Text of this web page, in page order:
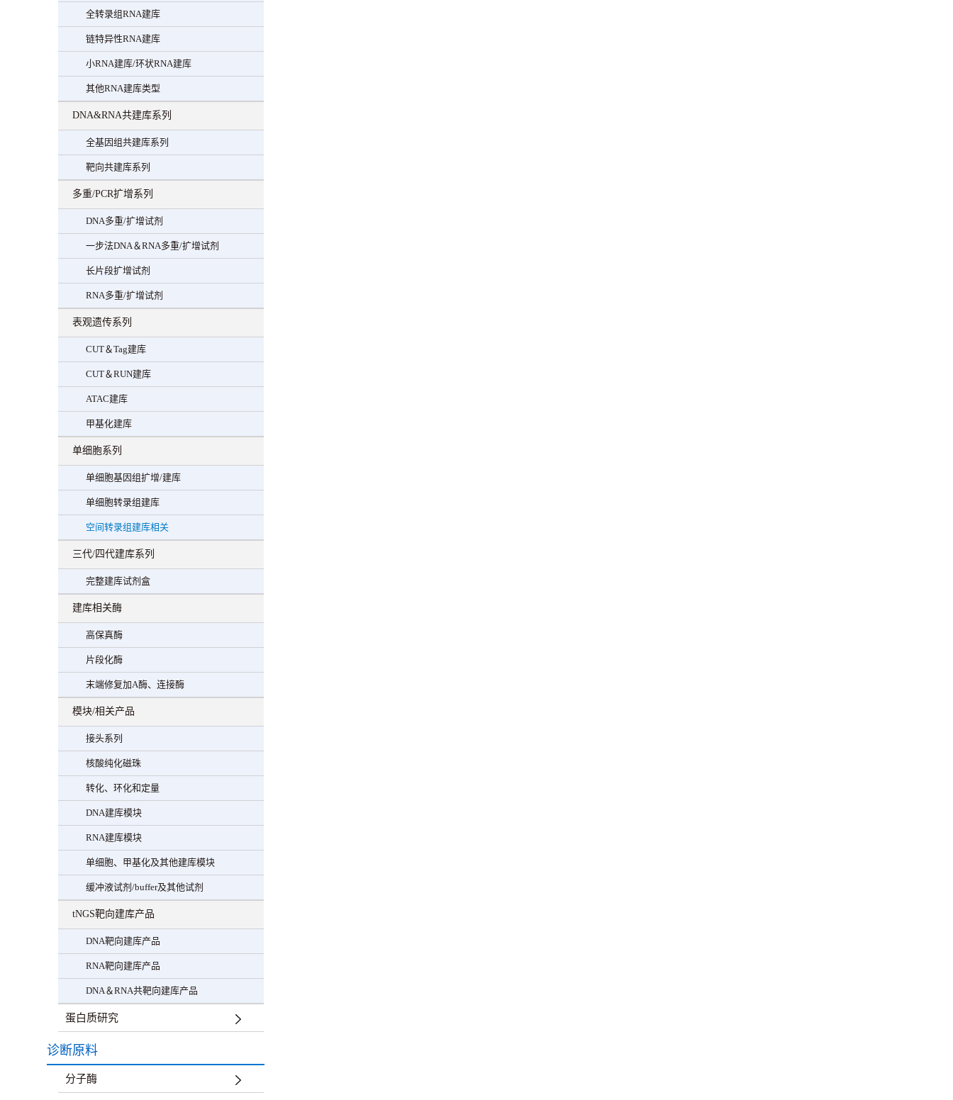
全转录组RNA建库
链特异性RNA建库
小RNA建库/环状RNA建库
其他RNA建库类型
DNA&RNA共建库系列
全基因组共建库系列
靶向共建库系列
多重/PCR扩增系列
DNA多重/扩增试剂
一步法DNA＆RNA多重/扩增试剂
长片段扩增试剂
RNA多重/扩增试剂
表观遗传系列
CUT＆Tag建库
CUT＆RUN建库
ATAC建库
甲基化建库
单细胞系列
单细胞基因组扩增/建库
单细胞转录组建库
空间转录组建库相关
三代/四代建库系列
完整建库试剂盒
建库相关酶
高保真酶
片段化酶
末端修复加A酶、连接酶
模块/相关产品
接头系列
核酸纯化磁珠
转化、环化和定量
DNA建库模块
RNA建库模块
单细胞、甲基化及其他建库模块
缓冲液试剂/buffer及其他试剂
tNGS靶向建库产品
DNA靶向建库产品
RNA靶向建库产品
DNA＆RNA共靶向建库产品
蛋白质研究
诊断原料
分子酶